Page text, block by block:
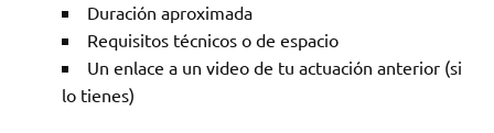
Duración aproximada
Requisitos técnicos o de espacio
Un enlace a un video de tu actuación anterior (si
lo tienes)